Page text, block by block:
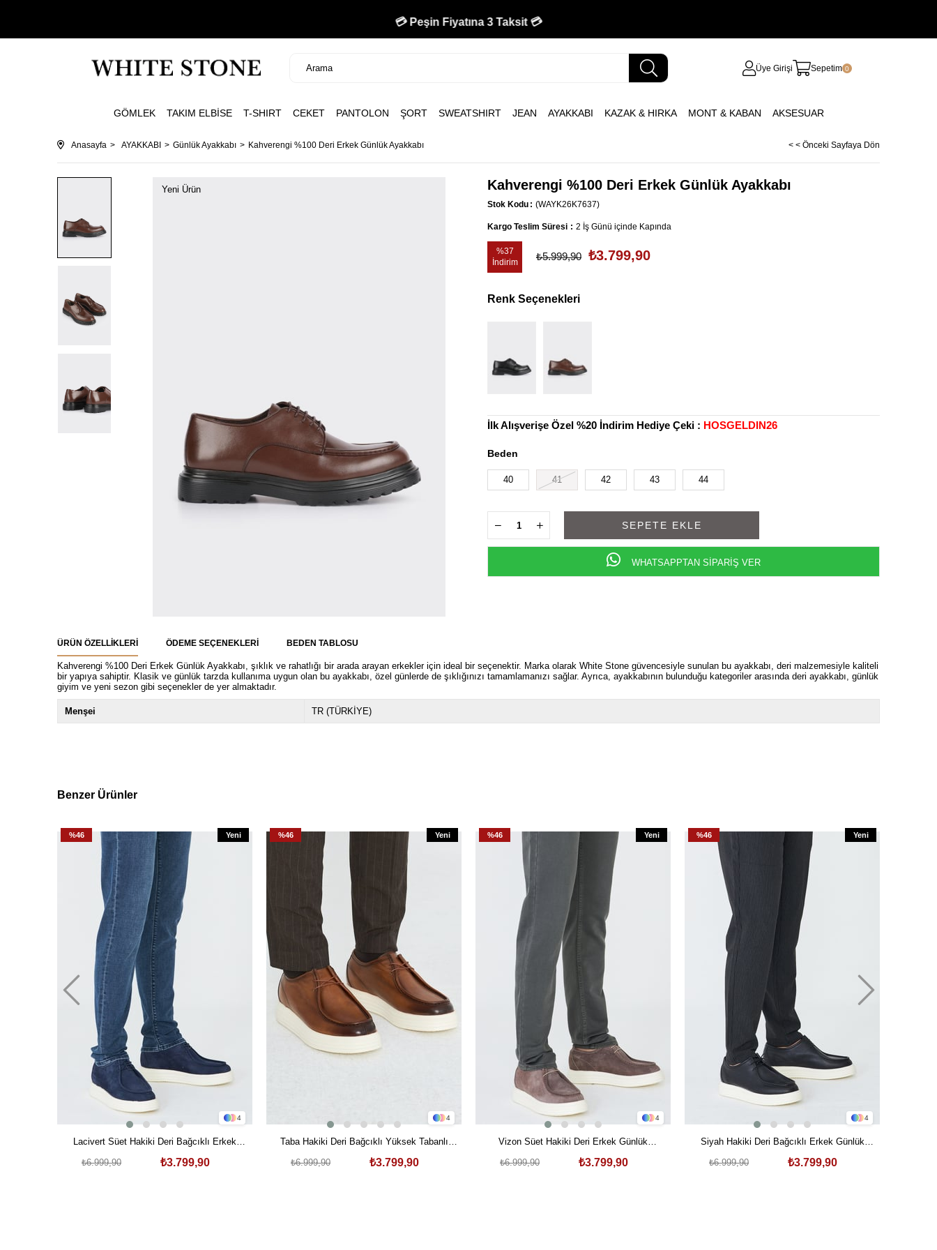
💳 Peşin Fiyatına 3 Taksit 💳
🚚 750 TL Üzeri Kargo Bedava 🚚
Üye Girişi Sepetim 0
GÖMLEK TAKIM ELBİSE T-SHIRT CEKET PANTOLON ŞORT SWEATSHIRT JEAN AYAKKABI KAZAK & HIRKA MONT & KABAN AKSESUAR
Anasayfa AYAKKABI Günlük Ayakkabı Kahverengi %100 Deri Erkek Günlük Ayakkabı < < Önceki Sayfaya Dön
Yeni Ürün Kahverengi %100 Deri Erkek Günlük Ayakkabı
Stok Kodu (WAYK26K7637)
Kargo Teslim Süresi : 2 İş Günü içinde Kapında
%37
İndirim
₺5.999,90 ₺3.799,90
Renk Seçenekleri
İlk Alışverişe Özel %20 İndirim Hediye Çeki : HOSGELDIN26
Beden
40 41 42 43 44
WHATSAPPTAN SİPARİŞ VER
ÜRÜN ÖZELLIKLERI ÖDEME SEÇENEKLERI BEDEN TABLOSU
Kahverengi %100 Deri Erkek Günlük Ayakkabı, şıklık ve rahatlığı bir arada arayan erkekler için ideal bir seçenektir. Marka olarak White Stone güvencesiyle sunulan bu ayakkabı, deri malzemesiyle kaliteli
bir yapıya sahiptir. Klasik ve günlük tarzda kullanıma uygun olan bu ayakkabı, özel günlerde de şıklığınızı tamamlamanızı sağlar. Ayrıca, ayakkabının bulunduğu kategoriler arasında deri ayakkabı, günlük
giyim ve yeni sezon gibi seçenekler de yer almaktadır.
Menşei TR (TÜRKİYE)
Benzer Ürünler
4
%46
Yeni
Lacivert Süet Hakiki Deri Bağcıklı Erkek
Günlük Ayakkabı
₺3.799,90
₺6.999,90
4
%46
Yeni
Taba Hakiki Deri Bağcıklı Yüksek Tabanlı
Erkek Günlük Ayakkabı
₺3.799,90
₺6.999,90
4
%46
Yeni
Vizon Süet Hakiki Deri Erkek Günlük
Ayakkabı
₺3.799,90
₺6.999,90
4
%46
Yeni
Siyah Hakiki Deri Bağcıklı Erkek Günlük
Ayakkabı
₺3.799,90
₺6.999,90